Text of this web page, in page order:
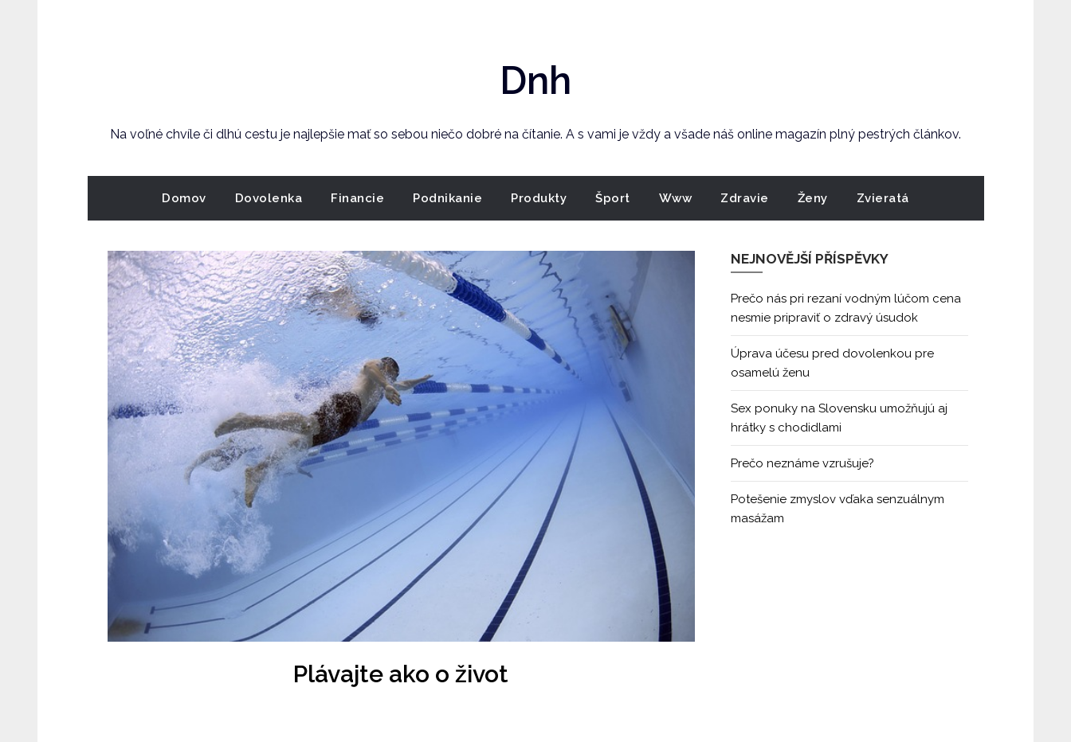
Dnh
Na voľné chvíle či dlhú cestu je najlepšie mať so sebou niečo dobré na čítanie. A s vami je vždy a všade náš online magazín plný pestrých článkov.
Domov Dovolenka Financie Podnikanie Produkty Šport Www Zdravie Ženy Zvieratá
Plávajte ako o život
NEJNOVĚJŠÍ PŘÍSPĚVKY
Prečo nás pri rezaní vodným lúčom cena
nesmie pripraviť o zdravý úsudok
Úprava účesu pred dovolenkou pre
osamelú ženu
Sex ponuky na Slovensku umožňujú aj
hrátky s chodidlami
Prečo neznáme vzrušuje?
Potešenie zmyslov vďaka senzuálnym
masážam